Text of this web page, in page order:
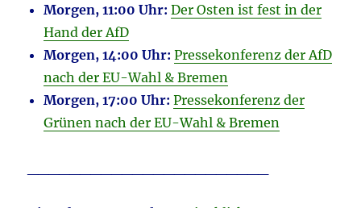
Morgen, 11:00 Uhr: Der Osten ist fest in der
Hand der AfD
Morgen, 14:00 Uhr: Pressekonferenz der AfD
nach der EU-Wahl & Bremen
Morgen, 17:00 Uhr: Pressekonferenz der
Grünen nach der EU-Wahl & Bremen